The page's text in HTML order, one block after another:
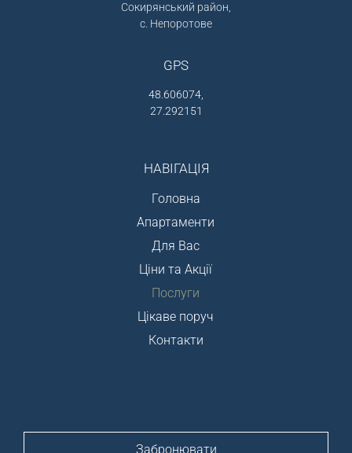
Сокирянський район,
с. Непоротове
GPS
48.606074,
27.292151
НАВІГАЦІЯ
Головна
Апартаменти
Для Вас
Ціни та Акції
Послуги
Цікаве поруч
Контакти
Забронювати